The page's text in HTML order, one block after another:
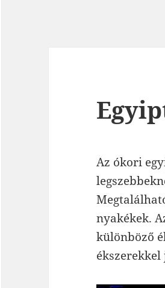
Az ókori
nyakékek.
különböző